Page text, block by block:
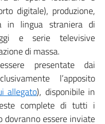
digitale), produzione,
in lingua straniera di
e serie televisive
di massa.
presentate dai
l’apposito
allegato), disponibile in
complete di tutti i
dovranno essere inviate